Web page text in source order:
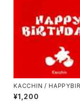
KACCHIN /
Y!
¥1,200